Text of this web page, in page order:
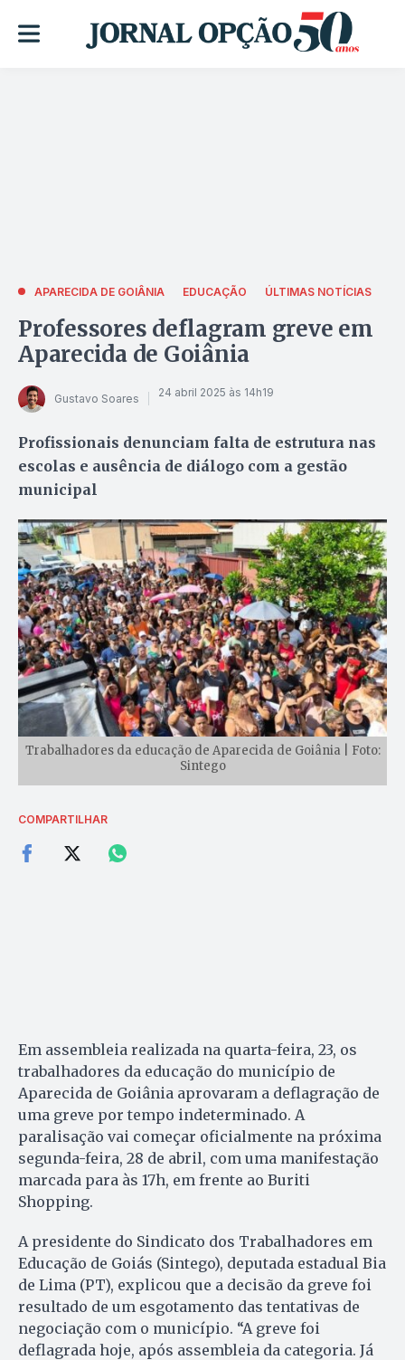
APARECIDA DE GOIÂNIA EDUCAÇÃO ÚLTIMAS NOTÍCIAS
Professores deflagram greve em
Aparecida de Goiânia
Gustavo Soares 24 abril 2025 às 14h19
Profissionais denunciam falta de estrutura nas
escolas e ausência de diálogo com a gestão
municipal
Trabalhadores da educação de Aparecida de Goiânia | Foto:
Sintego
COMPARTILHAR
Em assembleia realizada na quarta-feira, 23, os
trabalhadores da educação do município de
Aparecida de Goiânia aprovaram a deflagração de
uma greve por tempo indeterminado. A
paralisação vai começar oficialmente na próxima
segunda-feira, 28 de abril, com uma manifestação
marcada para às 17h, em frente ao Buriti
Shopping.
A presidente do Sindicato dos Trabalhadores em
Educação de Goiás (Sintego), deputada estadual Bia
de Lima (PT), explicou que a decisão da greve foi
resultado de um esgotamento das tentativas de
negociação com o município. “A greve foi
deflagrada hoje, após assembleia da categoria. Já